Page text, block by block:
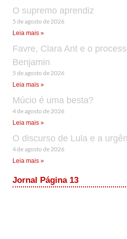
O supremo aprendiz
5 de agosto de 2026
Leia mais »
Favre, Clara Ant e o
Benjamin
5 de agosto de 2026
Leia mais »
Múcio é uma besta?
4 de agosto de 2026
Leia mais »
O discurso de Lula e a
4 de agosto de 2026
Leia mais »
Jornal Página 13